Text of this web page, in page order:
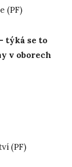
(PF)
týká se to
v oborech
(PF)